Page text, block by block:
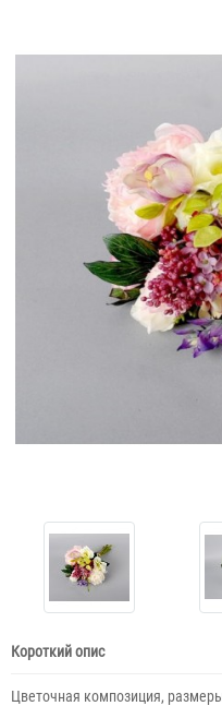
Короткий опис
Цветочная композиция,